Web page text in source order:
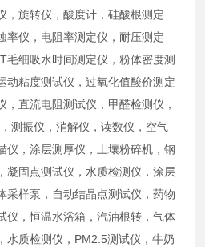
，旋转仪，酸度计，硅酸根测定
率仪，电阻率测定仪，耐压测定
毛细吸水时间测定仪，粉体密度测
动粘度测试仪，过氧化值酸价测定
，直流电阻测试仪，甲醛检测仪，
测振仪，消解仪，读数仪，空气
仪，涂层测厚仪，土壤粉碎机，钢
凝固点测试仪，水质检测仪，涂层
采样泵，自动结晶点测试仪，药物
仪，恒温水浴箱，汽油根转，气体
水质检测仪，PM2.5测试仪，牛奶